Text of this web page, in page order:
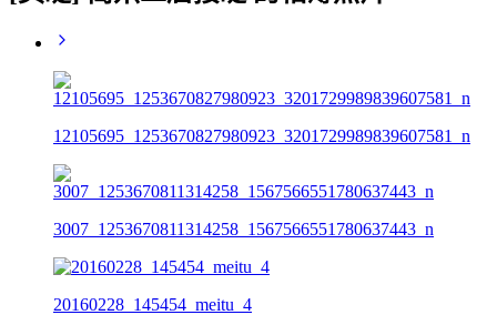
12105695_1253670827980923_3201729989839607581_n
3007_1253670811314258_1567566551780637443_n
20160228_145454_meitu_4